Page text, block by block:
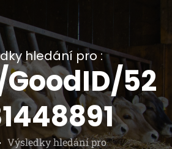
hledání pro :
52
Výsledky hledání pro